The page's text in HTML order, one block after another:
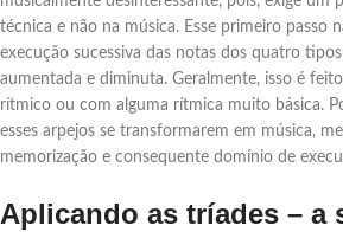
técnica e não na música. Esse primeiro passo
execução sucessiva das notas dos quatro
aumentada e diminuta. Geralmente, isso é
rítmico ou com alguma rítmica muito básica.
esses arpejos se transformarem em música,
memorização e consequente domínio de
Aplicando as tríades – a